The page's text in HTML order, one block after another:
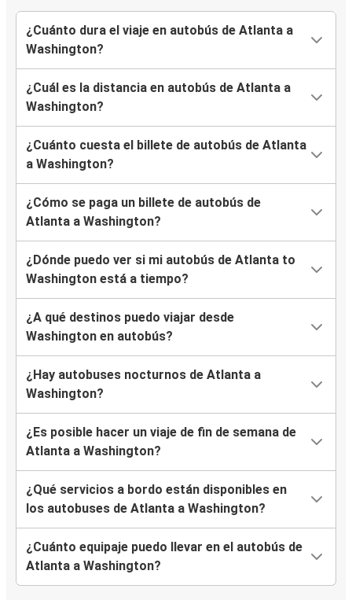
¿Cuánto dura el viaje en autobús de Atlanta a
Washington?
¿Cuál es la distancia en autobús de Atlanta a
Washington?
¿Cuánto cuesta el billete de autobús de Atlanta
a Washington?
¿Cómo se paga un billete de autobús de
Atlanta a Washington?
¿Dónde puedo ver si mi autobús de Atlanta to
Washington está a tiempo?
¿A qué destinos puedo viajar desde
Washington en autobús?
¿Hay autobuses nocturnos de Atlanta a
Washington?
¿Es posible hacer un viaje de fin de semana de
Atlanta a Washington?
¿Qué servicios a bordo están disponibles en
los autobuses de Atlanta a Washington?
¿Cuánto equipaje puedo llevar en el autobús de
Atlanta a Washington?